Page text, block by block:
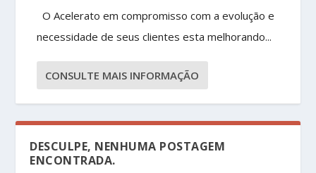
O Acelerato em compromisso com a evolução e
necessidade de seus clientes esta melhorando...
CONSULTE MAIS INFORMAÇÃO
DESCULPE, NENHUMA POSTAGEM
ENCONTRADA.